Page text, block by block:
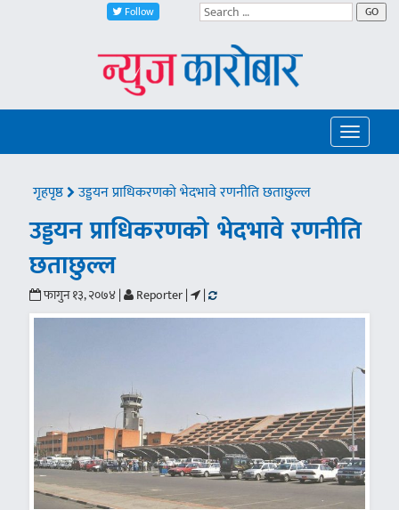
Follow GO
Toggle
गृहपृष्ठ उड्डयन प्राधिकरणको भेदभावे रणनीति छताछुल्ल
उड्डयन प्राधिकरणको भेदभावे रणनीति
छताछुल्ल
फागुन १३, २०७४ | Reporter | |